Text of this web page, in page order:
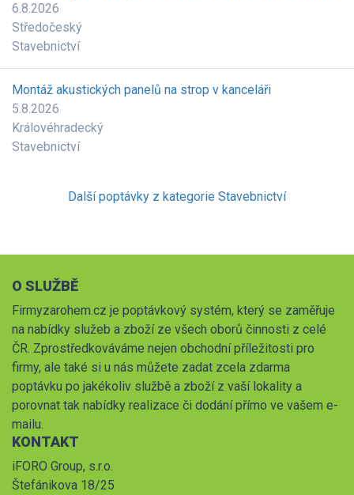
6.8.2026
Středočeský
Stavebnictví
Montáž akustických panelů na strop v kanceláři
5.8.2026
Královéhradecký
Stavebnictví
Další poptávky z kategorie Stavebnictví
O SLUŽBĚ
Firmyzarohem.cz je poptávkový systém, který se zaměřuje
na nabídky služeb a zboží ze všech oborů činnosti z celé
ČR. Zprostředkováváme nejen obchodní příležitosti pro
firmy, ale také si u nás můžete zadat zcela zdarma
poptávku po jakékoliv službě a zboží z vaší lokality a
porovnat tak nabídky realizace či dodání přímo ve vašem e-
mailu.
KONTAKT
iFORO Group, s.r.o.
Štefánikova 18/25